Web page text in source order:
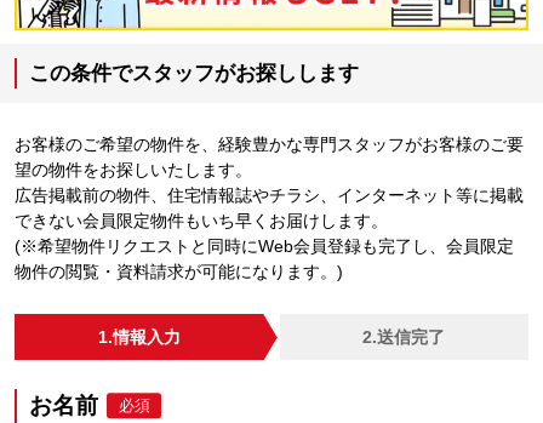
この条件でスタッフがお探しします
お客様のご希望の物件を、経験豊かな専門スタッフがお客様のご要
望の物件をお探しいたします。
広告掲載前の物件、住宅情報誌やチラシ、インターネット等に掲載
できない会員限定物件もいち早くお届けします。
(※希望物件リクエストと同時にWeb会員登録も完了し、会員限定
物件の閲覧・資料請求が可能になります。)
1.情報入力 2.送信完了
お名前 必須